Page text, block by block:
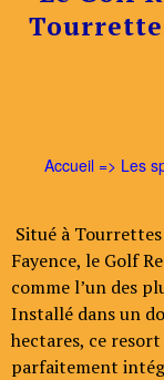
Accueil => Les
Situé à
Fayence, le Golf
comme l’un des
Installé dans un
hectares, ce
parfaitement